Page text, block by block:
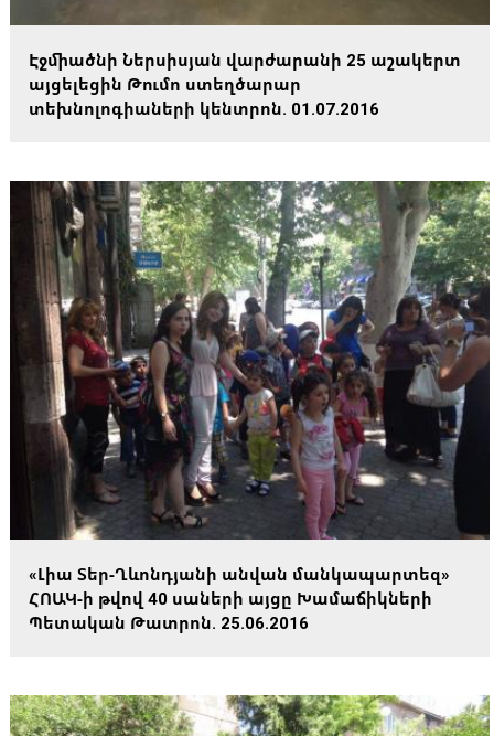
Էջմիածնի Ներսիսյան վարժարանի 25 աշակերտ
այցելեցին Թումո ստեղծարար
տեխնոլոգիաների կենտրոն. 01.07.2016
«Լիա Տեր-Ղևոնդյանի անվան մանկապարտեզ»
ՀՈԱԿ-ի թվով 40 սաների այցը Խամաճիկների
Պետական Թատրոն. 25.06.2016